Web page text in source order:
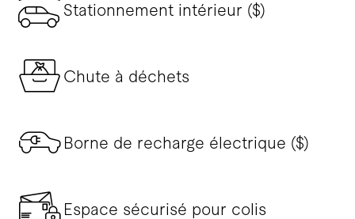
Stationnement intérieur ($)
Chute à déchets
Borne de recharge électrique ($)
Espace sécurisé pour colis